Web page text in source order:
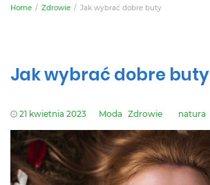
Home Zdrowie Jak wybrać dobre buty
Jak wybrać dobre buty
21 kwietnia 2023 Moda Zdrowie natura